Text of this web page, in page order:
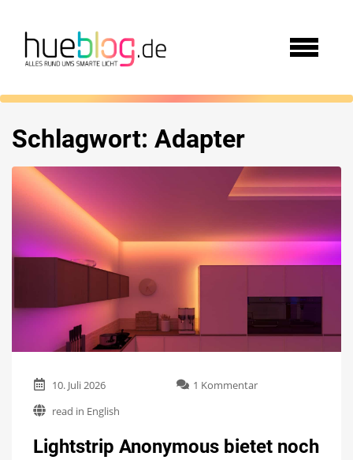
Schlagwort: Adapter
10. Juli 2026 1 Kommentarzu
noch
read in English
Lightstrip Anonymous bietet noch